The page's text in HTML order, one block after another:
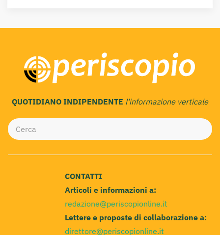
QUOTIDIANO INDIPENDENTE l'informazione verticale
CONTATTI
Articoli e informazioni a:
redazione@periscopionline.it
Lettere e proposte di collaborazione a:
direttore@periscopionline.it